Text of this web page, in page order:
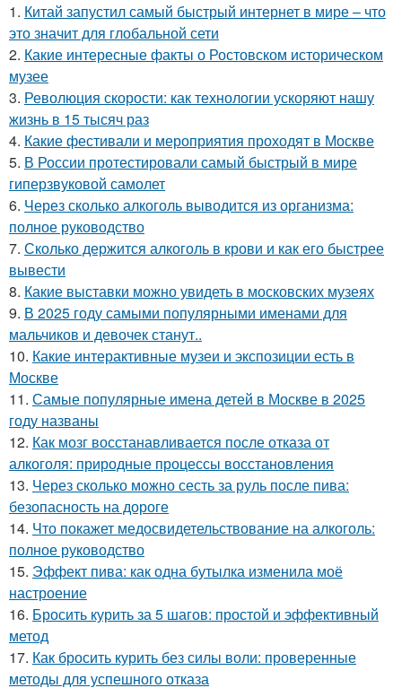
1. Китай запустил самый быстрый интернет в мире – что
это значит для глобальной сети
2. Какие интересные факты о Ростовском историческом
музее
3. Революция скорости: как технологии ускоряют нашу
жизнь в 15 тысяч раз
4. Какие фестивали и мероприятия проходят в Москве
5. В России протестировали самый быстрый в мире
гиперзвуковой самолет
6. Через сколько алкоголь выводится из организма:
полное руководство
7. Сколько держится алкоголь в крови и как его быстрее
вывести
8. Какие выставки можно увидеть в московских музеях
9. В 2025 году самыми популярными именами для
мальчиков и девочек станут..
10. Какие интерактивные музеи и экспозиции есть в
Москве
11. Самые популярные имена детей в Москве в 2025
году названы
12. Как мозг восстанавливается после отказа от
алкоголя: природные процессы восстановления
13. Через сколько можно сесть за руль после пива:
безопасность на дороге
14. Что покажет медосвидетельствование на алкоголь:
полное руководство
15. Эффект пива: как одна бутылка изменила моё
настроение
16. Бросить курить за 5 шагов: простой и эффективный
метод
17. Как бросить курить без силы воли: проверенные
методы для успешного отказа